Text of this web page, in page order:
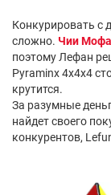
Конкурировать с
сложно. Чии
поэтому Лефан
Pyraminx 4x4x4
крутится.
За разумные
найдет своего
конкурентов,